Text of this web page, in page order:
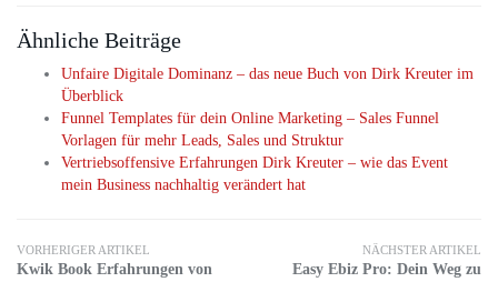
Ähnliche Beiträge
Unfaire Digitale Dominanz – das neue Buch von Dirk Kreuter im
Überblick
Funnel Templates für dein Online Marketing – Sales Funnel
Vorlagen für mehr Leads, Sales und Struktur
Vertriebsoffensive Erfahrungen Dirk Kreuter – wie das Event
mein Business nachhaltig verändert hat
VORHERIGER ARTIKEL
Kwik Book Erfahrungen von
NÄCHSTER ARTIKEL
Easy Ebiz Pro: Dein Weg zu